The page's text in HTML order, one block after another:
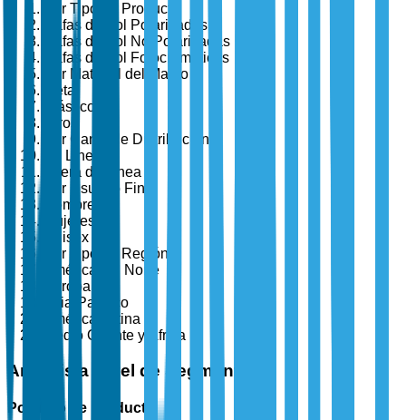
Por Tipo de Producto
Gafas de Sol Polarizadas
Gafas de Sol No Polarizadas
Gafas de Sol Fotocromáticas
Por Material del Marco
Metal
Plástico
Otros
Por Canal de Distribución
En Línea
Fuera de Línea
Por Usuario Final
Hombres
Mujeres
Unisex
Por Tipo de Región
América del Norte
Europa
Asia-Pacífico
América Latina
Medio Oriente y África
Análisis a Nivel de Segmento
Por Tipo de Producto